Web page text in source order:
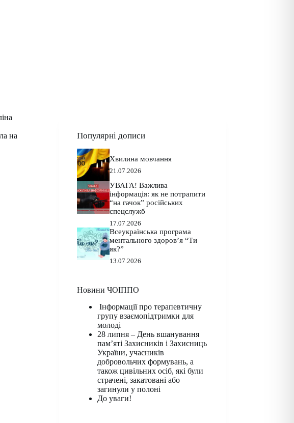
на
Популярні дописи
Хвилина мовчання
21.07.2026
УВАГА! Важлива
інформація: як не потрапити
“на гачок” російських
спецслужб
17.07.2026
Всеукраїнська програма
ментального здоров’я “Ти
як?”
13.07.2026
Новини ЧОІППО
Інформації про терапевтичну
групу взаємопідтримки для
молоді
28 липня – День вшанування
пам’яті Захисників і Захисниць
України, учасників
добровольчих формувань, а
також цивільних осіб, які були
страчені, закатовані або
загинули у полоні
До уваги!